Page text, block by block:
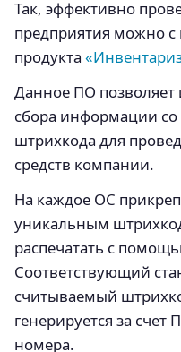
Так, эффективно
предприятия можно
продукта
Данное ПО позволяет
сбора информации
штрихкода для
средств компании.
На каждое ОС
уникальным
распечатать с
Соответствующий
считываемый
генерируется за
номера.